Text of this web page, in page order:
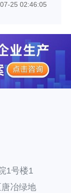
25 02:46:05
1号楼1
冶绿地